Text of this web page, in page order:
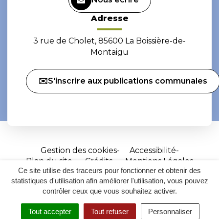
Ce site utilise des traceurs pour fonctionner et obtenir des
statistiques d'utilisation afin améliorer l'utilisation, vous pouvez
contrôler ceux que vous souhaitez activer.
Tout accepter Tout refuser Personnaliser
Adresse
3 rue de Cholet, 85600 La Boissière-de-
Montaigu
✉️S'inscrire aux publications communales
Gestion des cookies
Accessibilité
Plan du site
Crédits
Mentions Légales
Site
réalisé
par
Inovagora